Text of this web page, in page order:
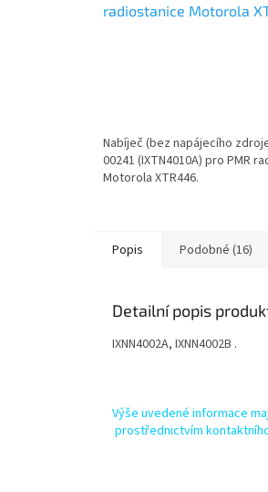
radiostanice Motorola
Nabíječ (bez napájecího
00241 (IXTN4010A) pro PMR
Motorola XTR446.
Popis Podobné (16)
Detailní popis
IXNN4002A, IXNN4002B .
Výše uvedené informace
prostřednictvím